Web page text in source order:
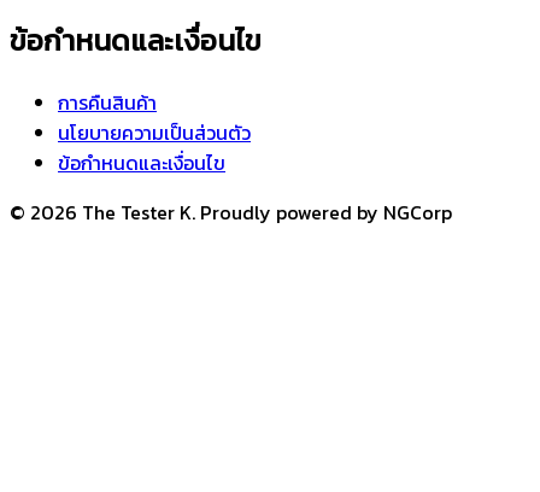
ข้อกำหนดและเงื่อนไข
การคืนสินค้า
นโยบายความเป็นส่วนตัว
ข้อกำหนดและเงื่อนไข
© 2026 The Tester K. Proudly powered by NGCorp